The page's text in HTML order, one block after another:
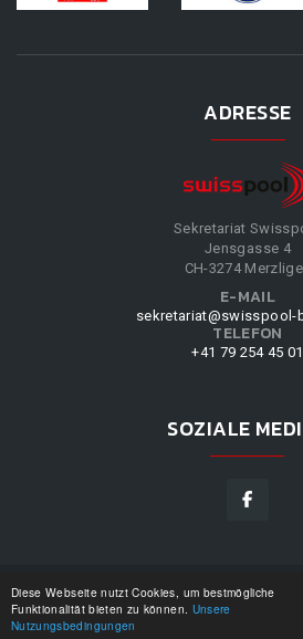
Diese Webseite nutzt Cookies, um bestmögliche
Funktionalität bieten zu können. Unsere
Nutzungsbedingungen
ADRESSE
Sekretariat
Jensgasse 4
CH-3274
E-MAIL
sekretariat@swisspool-
TELEFON
+41 79 254 45 01
SOZIALE
SWISSPOOL©2026|DESIGN BY